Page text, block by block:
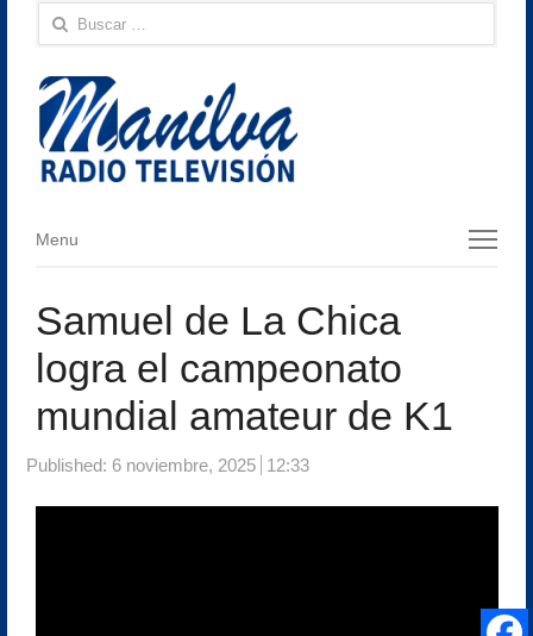
Buscar:
Menu
Menu
Samuel de La Chica
logra el campeonato
mundial amateur de K1
Published: 6 noviembre, 2025 12:33